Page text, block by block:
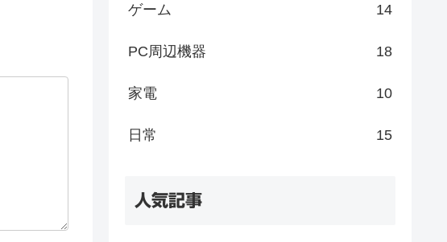
ゲーム 14
PC周辺機器 18
家電 10
日常 15
人気記事